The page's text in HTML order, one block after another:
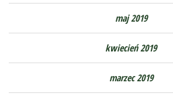
maj 2019
kwiecień 2019
marzec 2019